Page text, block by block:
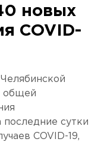
новых
COVID-
общей
сутки
COVID-19,